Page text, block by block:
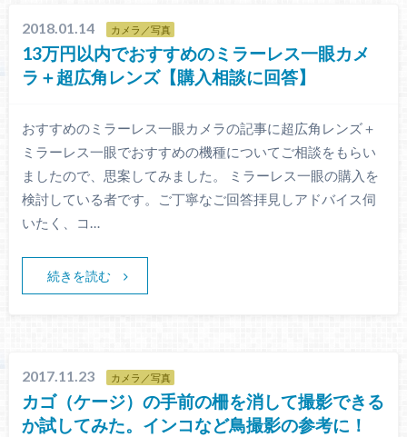
2018.01.14 カメラ／写真
13万円以内でおすすめのミラーレス一眼カメ
ラ＋超広角レンズ【購入相談に回答】
おすすめのミラーレス一眼カメラの記事に超広角レンズ＋
ミラーレス一眼でおすすめの機種についてご相談をもらい
ましたので、思案してみました。 ミラーレス一眼の購入を
検討している者です。ご丁寧なご回答拝見しアドバイス伺
いたく、コ…
続きを読む
2017.11.23 カメラ／写真
カゴ（ケージ）の手前の柵を消して撮影できる
か試してみた。インコなど鳥撮影の参考に！